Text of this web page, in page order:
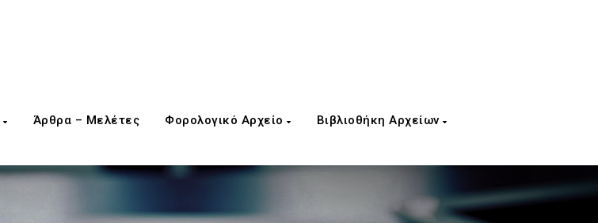
Άρθρα – Μελέτες Φορολογικό Αρχείο Βιβλιοθήκη Αρχείων